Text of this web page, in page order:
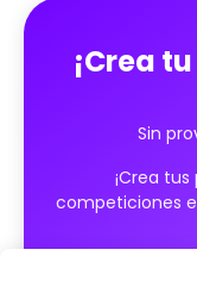
¡Crea
Sin
¡Crea
competiciones